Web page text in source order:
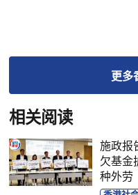
更多
相关阅读
施政报
欠基金
种外劳